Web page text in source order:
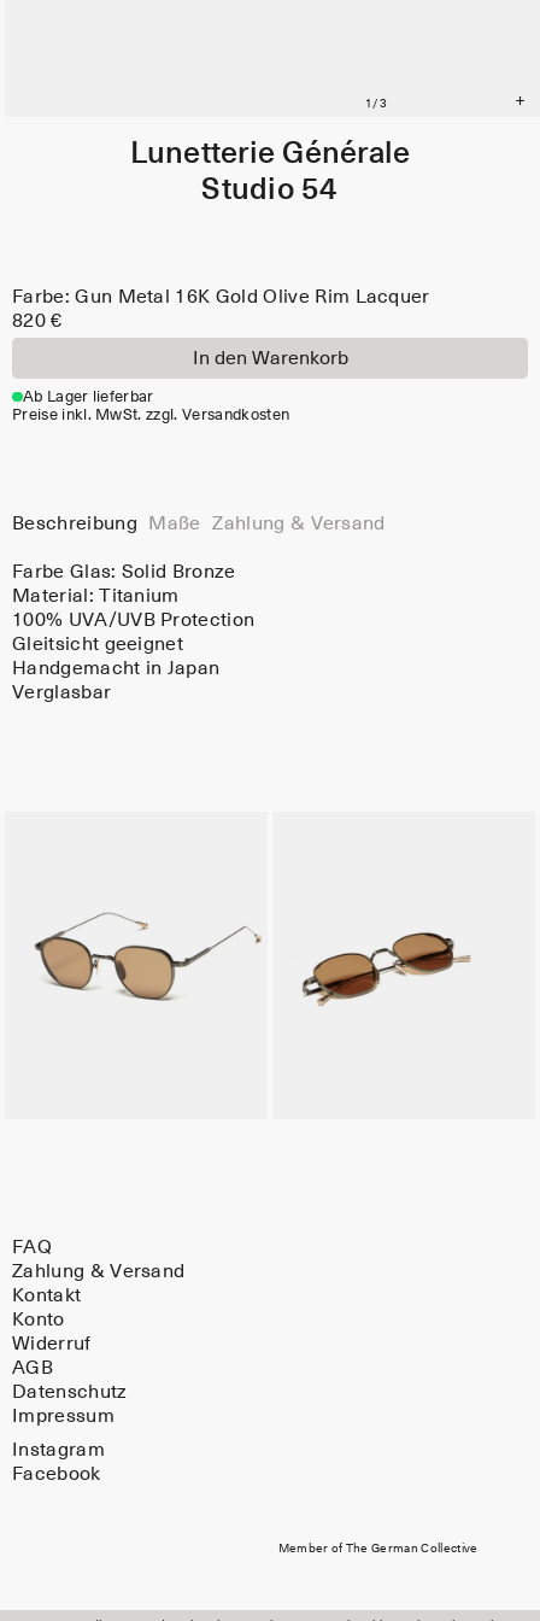
Lunetterie Générale
Studio 54
Farbe: Gun Metal 16K Gold Olive Rim Lacquer
820 €
In den Warenkorb
Ab Lager lieferbar
Preise inkl. MwSt. zzgl. Versandkosten
Beschreibung Maße Zahlung & Versand
Farbe Glas: Solid Bronze
Material:Titanium
100% UVA/UVB Protection
Gleitsicht geeignet
Handgemacht in Japan
Verglasbar
FAQ
Zahlung & Versand
Kontakt
Konto
Widerruf
AGB
Datenschutz
Impressum
Member of The German Collective
Instagram
Facebook